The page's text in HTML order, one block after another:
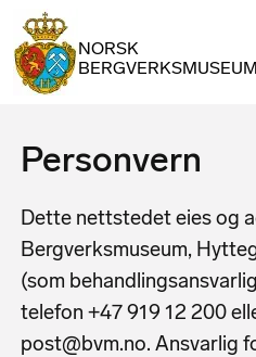
NORSK
BERGVERKSMUSEUM
Personvern
Dette nettstedet eies og
Bergverksmuseum,
(som
telefon +47 919 12 200
post@bvm.no. Ansvarlig